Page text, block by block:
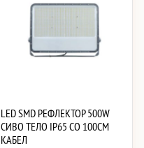
LED SMD РЕФЛЕКТОР 500W
СИВО ТЕЛО IP65 СО 100CM
КАБЕЛ